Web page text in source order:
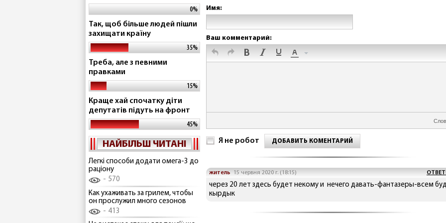
0%
Так, щоб більше людей пішли
захищати країну
35%
Треба, але з певними
правками
15%
Краще хай спочатку діти
депутатів підуть на фронт
45%
НАЙБІЛЬШ ЧИТАНІ
Легкі способи додати омега-3 до
раціону
570
Как ухаживать за грилем, чтобы
он прослужил много сезонов
413
Имя:
Ваш комментарий:
Я не робот ДОБАВИТЬ КОМЕНТАРИЙ
житель 15 червня 2020 г. (18:15)
через 20 лет здесь будет некому и нечего давать-фантазеры-всем
кырдык